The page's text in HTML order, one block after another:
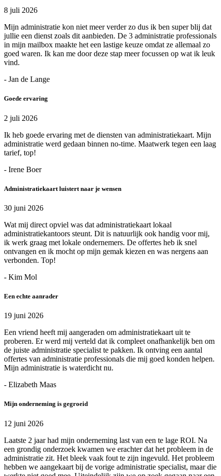
8 juli 2026
Mijn administratie kon niet meer verder zo dus ik ben super blij dat
jullie een dienst zoals dit aanbieden. De 3 administratie professionals
in mijn mailbox maakte het een lastige keuze omdat ze allemaal zo
goed waren. Ik kan me door deze stap meer focussen op wat ik leuk
vind.
- Jan de Lange
Goede ervaring
2 juli 2026
Ik heb goede ervaring met de diensten van administratiekaart. Mijn
administratie werd gedaan binnen no-time. Maatwerk tegen een laag
tarief, top!
- Irene Boer
Administratiekaart luistert naar je wensen
30 juni 2026
Wat mij direct opviel was dat administratiekaart lokaal
administratiekantoors steunt. Dit is natuurlijk ook handig voor mij,
ik werk graag met lokale ondernemers. De offertes heb ik snel
ontvangen en ik mocht op mijn gemak kiezen en was nergens aan
verbonden. Top!
- Kim Mol
Een echte aanrader
19 juni 2026
Een vriend heeft mij aangeraden om administratiekaart uit te
proberen. Er werd mij verteld dat ik compleet onafhankelijk ben om
de juiste administratie specialist te pakken. Ik ontving een aantal
offertes van administratie professionals die mij goed konden helpen.
Mijn administratie is waterdicht nu.
- Elizabeth Maas
Mijn onderneming is gegroeid
12 juni 2026
Laatste 2 jaar had mijn onderneming last van een te lage ROI. Na
een grondig onderzoek kwamen we erachter dat het probleem in de
administratie zit. Het bleek vaak fout te zijn ingevuld. Het probleem
hebben we aangekaart bij de vorige administratie specialist, maar die